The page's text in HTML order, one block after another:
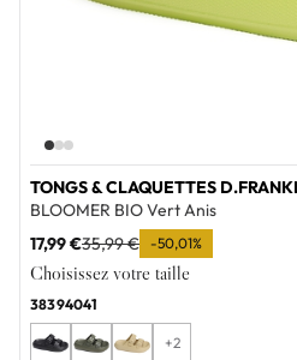
TONGS & CLAQUETTES
BLOOMER BIO Vert Anis
17,99 €35,99 € -50,01%
Choisissez votre taille
38394041
+2